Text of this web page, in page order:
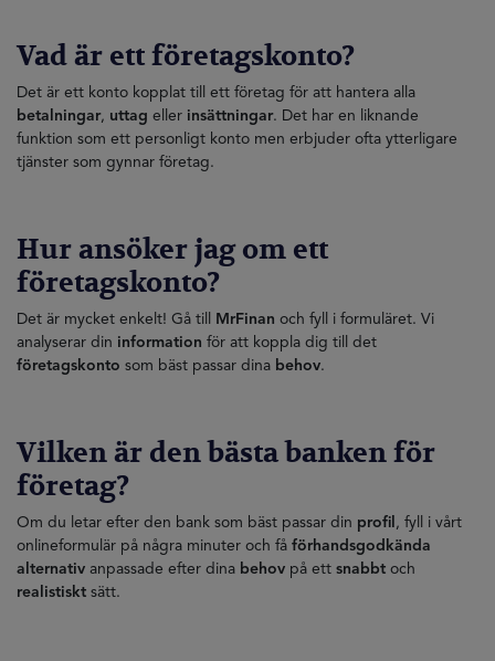
Vad är ett företagskonto?
Det är ett konto kopplat till ett företag för att hantera alla
betalningar, uttag eller insättningar. Det har en liknande
funktion som ett personligt konto men erbjuder ofta ytterligare
tjänster som gynnar företag.
Hur ansöker jag om ett
företagskonto?
Det är mycket enkelt! Gå till MrFinan och fyll i formuläret. Vi
analyserar din information för att koppla dig till det
företagskonto som bäst passar dina behov.
Vilken är den bästa banken för
företag?
Om du letar efter den bank som bäst passar din profil , fyll i vårt
onlineformulär på några minuter och få förhandsgodkända
alternativ anpassade efter dina behov på ett snabbt och
realistiskt sätt.